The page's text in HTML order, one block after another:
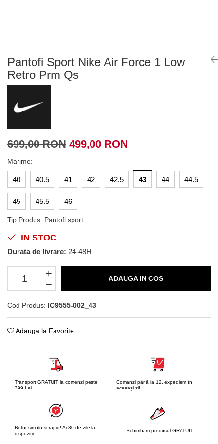
Pantaloni scurti Copii
Accesorii
Ingrijire incaltaminte
Sepci
Genti si borsete
Pantofi Sport Nike Air Force 1 Low
Retro Prm Qs
699,00 RON 499,00 RON
Marime:
40 40.5 41 42 42.5 43 44 44.5
45 45.5 46
Tip Produs: Pantofi sport
IN STOC
Durata de livrare: 24-48H
ADAUGA IN COS
Cod Produs: IO9555-002_43
Adauga la Favorite
Transport GRATUIT la comenzi peste
399 Lei
Comanzi până la 12, expediem în
aceeași zi!
Retur simplu și rapid! Ai 30 de zile la
dispoziție
Schimbăm produsul GRATUIT